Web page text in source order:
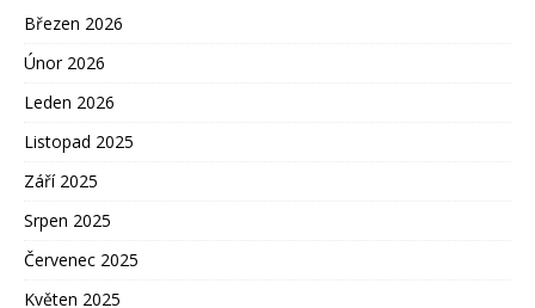
Březen 2026
Únor 2026
Leden 2026
Listopad 2025
Září 2025
Srpen 2025
Červenec 2025
Květen 2025